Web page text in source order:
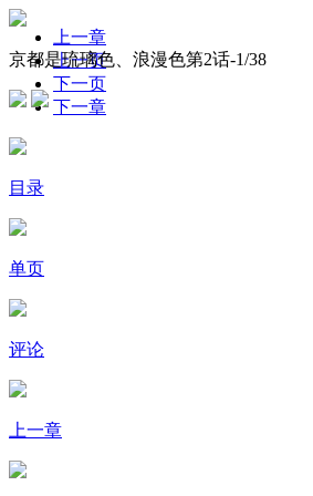
京都是琉璃色、浪漫色第2话-1/38
上一章
上一页
下一页
下一章
目录
单页
评论
上一章